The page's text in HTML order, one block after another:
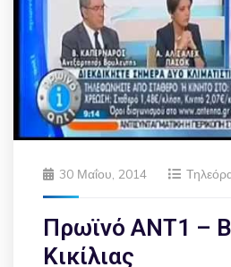
30 Μαΐου, 2014
Πρωϊνό ΑΝΤ1 –
Κικίλιας